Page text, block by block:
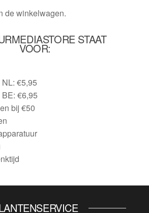
de winkelwagen.
STAAT
VOOR:
€5,95
€6,95
bij €50